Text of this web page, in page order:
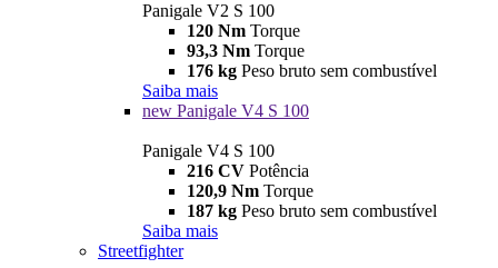
Panigale V2 S 100
120 Nm Torque
93,3 Nm Torque
176 kg Peso bruto sem combustível
Saiba mais
new Panigale V4 S 100
Panigale V4 S 100
216 CV Potência
120,9 Nm Torque
187 kg Peso bruto sem combustível
Saiba mais
Streetfighter